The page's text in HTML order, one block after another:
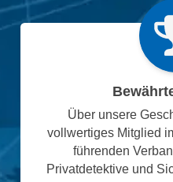
Über unsere
vollwertiges Mitglied
führenden
Privatdetektive und